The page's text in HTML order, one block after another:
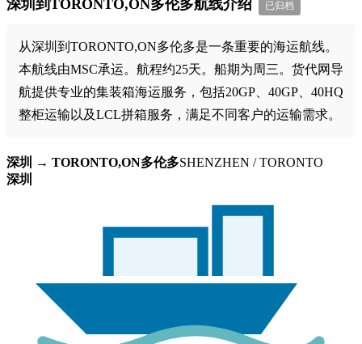
深圳到TORONTO,ON多伦多航线介绍 已归档
从深圳到TORONTO,ON多伦多是一条重要的海运航线。
本航线由MSC承运。航程约25天。船期为周三。货代网导
航提供专业的集装箱海运服务，包括20GP、40GP、40HQ
整柜运输以及LCL拼箱服务，满足不同客户的运输需求。
深圳 → TORONTO,ON多伦多SHENZHEN / TORONTO
深圳